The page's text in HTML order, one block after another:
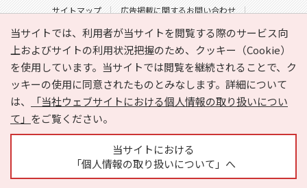
当サイトでは、利用者が当サイトを閲覧する際のサービス向
上およびサイトの利用状況把握のため、クッキー（Cookie）
を使用しています。当サイトでは閲覧を継続されることで、ク
ッキーの使用に同意されたものとみなします。詳細について
は、
「当社ウェブサイトにおける個人情報の取り扱いについ
て」 をご覧ください。
当サイトにおける
「個人情報の取り扱いについて」へ
サイトマップ
広告掲載に関するお問い合わせ
サイトの内容に関するお問い合わせ
Copyright © HYOJITO.Co.,Ltd. All Rights Reserved.